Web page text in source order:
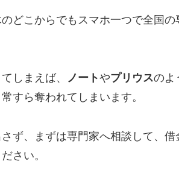
どこからでもスマホ一つで全国
しまえば、 ノートやプリウスのよ
すら奪われてしまいます。
ず、まずは専門家へ相談して、
さい。